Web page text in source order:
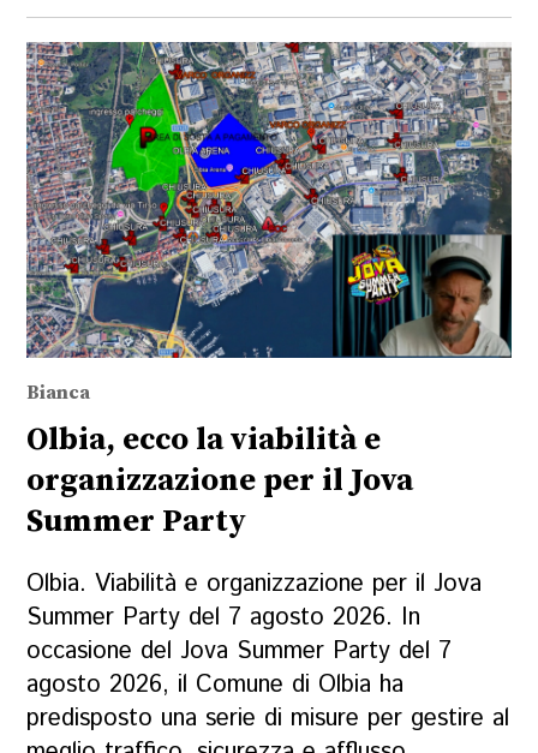
Bianca
Olbia, ecco la viabilità e
organizzazione per il Jova
Summer Party
Olbia. Viabilità e organizzazione per il Jova
Summer Party del 7 agosto 2026. In
occasione del Jova Summer Party del 7
agosto 2026, il Comune di Olbia ha
predisposto una serie di misure per gestire al